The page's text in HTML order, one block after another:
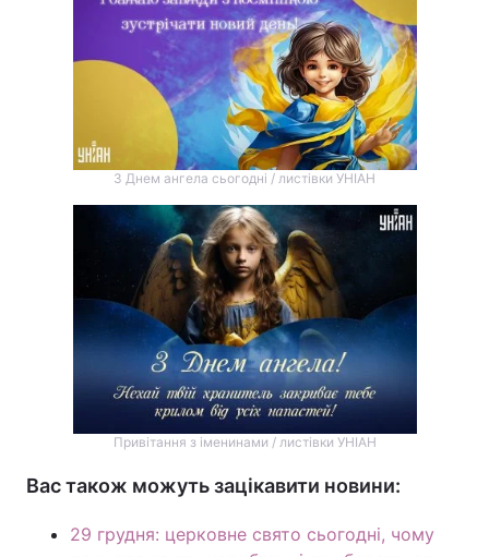
З Днем ангела сьогодні / листівки УНІАН
Привітання з іменинами / листівки УНІАН
Вас також можуть зацікавити новини:
29 грудня: церковне свято сьогодні, чому